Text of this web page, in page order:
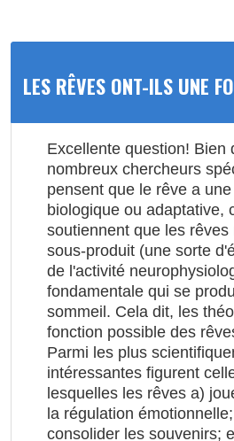
LES RÊVES ONT-ILS UNE
Excellente question! Bien
nombreux chercheurs
pensent que le rêve a
biologique ou adaptative,
soutiennent que les rêves
sous-produit (une sorte
de l'activité
fondamentale qui se
sommeil. Cela dit, les
fonction possible des
Parmi les plus
intéressantes figurent
lesquelles les rêves a)
la régulation
consolider les souvenirs;